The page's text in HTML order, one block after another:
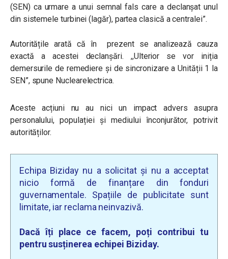
(SEN) ca urmare a unui semnal fals care a declanșat unul
din sistemele turbinei (lagăr), partea clasică a centralei”.
Autoritățile arată că în prezent se analizează cauza
exactă a acestei declanșări. ,,Ulterior se vor iniția
demersurile de remediere și de sincronizare a Unității 1 la
SEN”, spune Nuclearelectrica.
Aceste acțiuni nu au nici un impact advers asupra
personalului, populației și mediului înconjurător, potrivit
autorităților.
Echipa Biziday nu a solicitat și nu a acceptat
nicio formă de finanțare din fonduri
guvernamentale. Spațiile de publicitate sunt
limitate, iar reclama neinvazivă.
Dacă îți place ce facem, poți contribui tu
pentru susținerea echipei Biziday.